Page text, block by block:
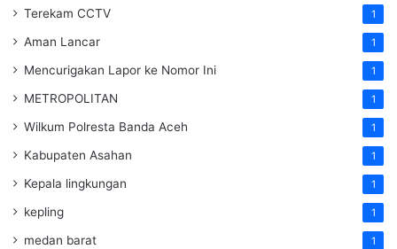
Terekam CCTV 1
Aman Lancar 1
Mencurigakan Lapor ke Nomor Ini 1
METROPOLITAN 1
Wilkum Polresta Banda Aceh 1
Kabupaten Asahan 1
Kepala lingkungan 1
kepling 1
medan barat 1